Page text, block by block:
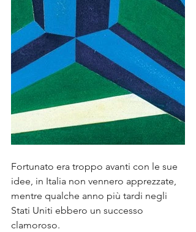
Fortunato era troppo avanti con le sue
idee, in Italia non vennero apprezzate,
mentre qualche anno più tardi negli
Stati Uniti ebbero un successo
clamoroso.